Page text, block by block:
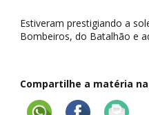
Estiveram prestigiando a
Bombeiros, do Batalhão e
Compartilhe a matéria